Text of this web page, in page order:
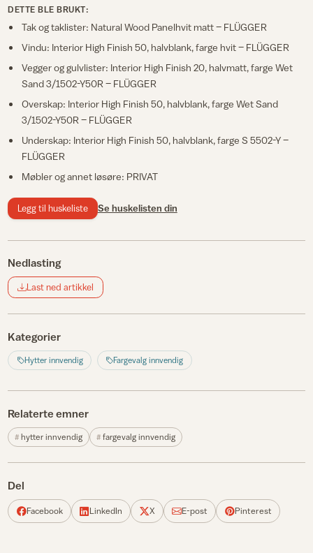
DETTE BLE BRUKT:
Tak og taklister: Natural Wood Panelhvit matt – FLÜGGER
Vindu: Interior High Finish 50, halvblank, farge hvit – FLÜGGER
Vegger og gulvlister: Interior High Finish 20, halvmatt, farge Wet
Sand 3/1502-Y50R – FLÜGGER
Overskap: Interior High Finish 50, halvblank, farge Wet Sand
3/1502-Y50R – FLÜGGER
Underskap: Interior High Finish 50, halvblank, farge S 5502-Y –
FLÜGGER
Møbler og annet løsøre: PRIVAT
Legg til huskeliste Se huskelisten din
Nedlasting
Last ned artikkel
Kategorier
Hytter innvendig Fargevalg innvendig
Relaterte emner
hytter innvendig fargevalg innvendig
Del
Facebook LinkedIn X E-post Pinterest